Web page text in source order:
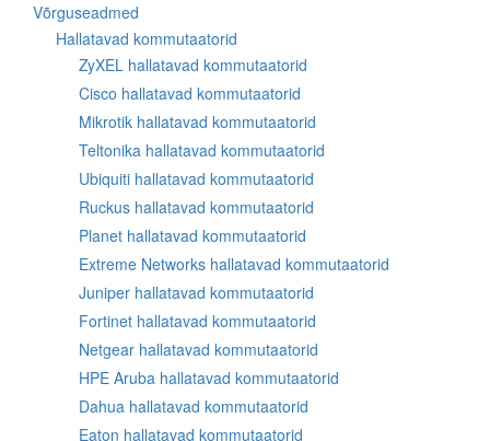
Võrguseadmed
Hallatavad kommutaatorid
ZyXEL hallatavad kommutaatorid
Cisco hallatavad kommutaatorid
Mikrotik hallatavad kommutaatorid
Teltonika hallatavad kommutaatorid
Ubiquiti hallatavad kommutaatorid
Ruckus hallatavad kommutaatorid
Planet hallatavad kommutaatorid
Extreme Networks hallatavad kommutaatorid
Juniper hallatavad kommutaatorid
Fortinet hallatavad kommutaatorid
Netgear hallatavad kommutaatorid
HPE Aruba hallatavad kommutaatorid
Dahua hallatavad kommutaatorid
Eaton hallatavad kommutaatorid